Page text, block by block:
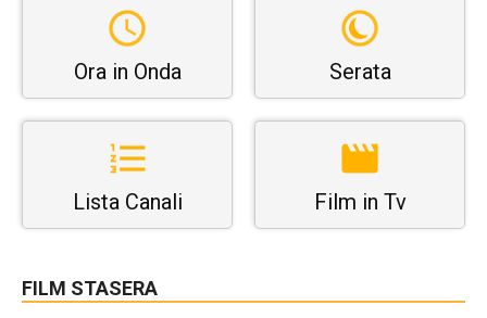
Ora in Onda Serata
Lista Canali Film in Tv
FILM STASERA